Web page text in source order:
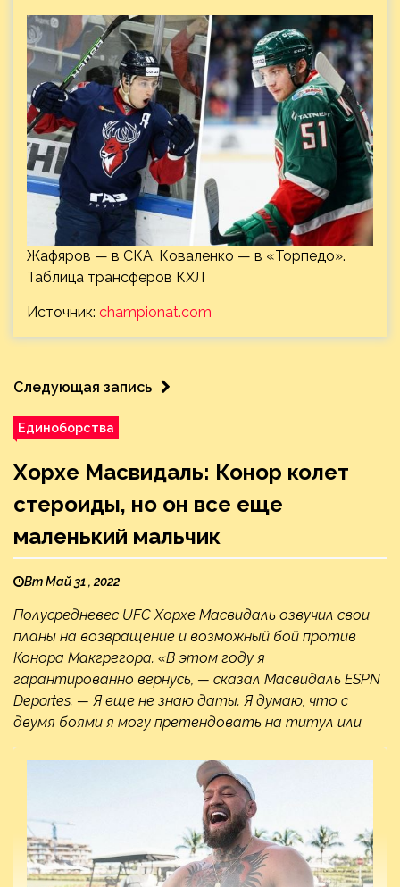
Жафяров — в СКА, Коваленко — в «Торпедо».
Таблица трансферов КХЛ
Источник: championat.com
Следующая запись
Единоборства
Хорхе Масвидаль: Конор колет
стероиды, но он все еще
маленький мальчик
Вт Май 31 , 2022
Полусредневес UFC Хорхе Масвидаль озвучил свои
планы на возвращение и возможный бой против
Конора Макгрегора. «В этом году я
гарантированно вернусь, — сказал Масвидаль ESPN
Deportes. — Я еще не знаю даты. Я думаю, что с
двумя боями я могу претендовать на титул или